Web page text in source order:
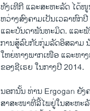
ທັງ​ເທີ​ກີ ​ແລະ​ສະຫະລັດ ​ໄດ້​
ຫວ່າງ​ສົງຄາມເປັນ​ເວລາ​ຫົກ​
ແລະ​ບັນດາພັນທະ​ມິດ. ​ແລະ​
ການ​ສູ້​ລົບກັບກຸ່ມລັດ​ອິສລາມ
ໃຫຍ່​ທາງ​ພາກ​ເໜືອ ​ແລະ​ທາ
ຂອງ​ຊີ​ເຣຍ ​ໃນ​ກາງ​ປີ 2014.
ນອກ​ນັ້ນ ທ່ານ Ergogan ຍັງ​
ສາສະໜາ​ທີ່​ລີ້​ໄພ​ຢູ່​ໃນ​ສະຫະ